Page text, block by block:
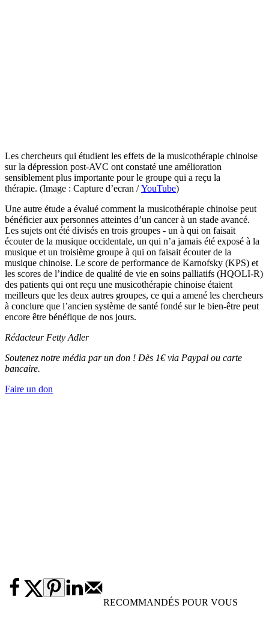
Les chercheurs qui étudient les effets de la musicothérapie chinoise
sur la dépression post-AVC ont constaté une amélioration
sensiblement plus importante pour le groupe qui a reçu la
thérapie. (Image : Capture d’ecran /YouTube)
Une autre étude a évalué comment la musicothérapie chinoise peut
bénéficier aux personnes atteintes d’un cancer à un stade avancé.
Les sujets ont été divisés en trois groupes - un à qui on faisait
écouter de la musique occidentale, un qui n’a jamais été exposé à la
musique et un troisième groupe à qui on faisait écouter de la
musique chinoise. Le score de performance de Karnofsky (KPS) et
les scores de l’indice de qualité de vie en soins palliatifs (HQOLI-R)
des patients qui ont reçu une musicothérapie chinoise étaient
meilleurs que les deux autres groupes, ce qui a amené les chercheurs
à conclure que l’ancien système de santé fondé sur le bien-être peut
encore être bénéfique de nos jours.
Rédacteur Fetty Adler
Soutenez notre média par un don ! Dès 1€ via Paypal ou carte
bancaire.
Faire un don
RECOMMANDÉS POUR VOUS